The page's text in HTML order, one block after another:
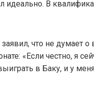
В
что не думает
«Если честно, я
в Баку, и у